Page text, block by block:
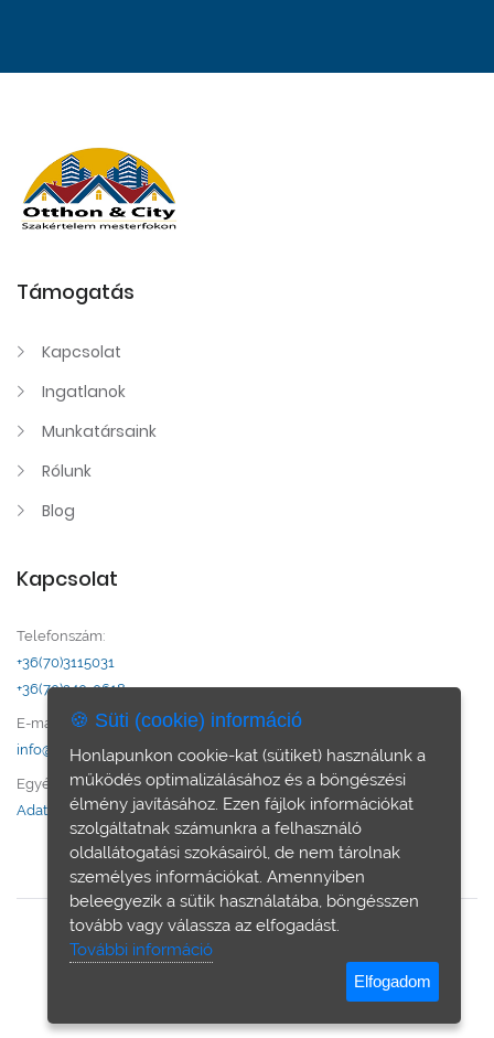
Támogatás
Kapcsolat
Ingatlanok
Munkatársaink
Rólunk
Blog
Kapcsolat
Telefonszám:
+36(70)3115031
+36(70)240-0618
E-mail:
info@otthon-city.hu
Egyéb:
Adatvédelem
© Otthon & City ingatlan iroda - Minden jog fenntartva.
🍪 Süti (cookie) információ
Honlapunkon cookie-kat (sütiket) használunk a
működés optimalizálásához és a böngészési
élmény javításához. Ezen fájlok információkat
szolgáltatnak számunkra a felhasználó
oldallátogatási szokásairól, de nem tárolnak
személyes információkat. Amennyiben
beleegyezik a sütik használatába, böngésszen
tovább vagy válassza az elfogadást.
További információ
Elfogadom